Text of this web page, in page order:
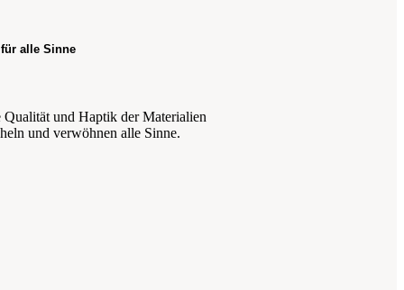
alle Sinne
Qualität und Haptik der Materialien
und verwöhnen alle Sinne.